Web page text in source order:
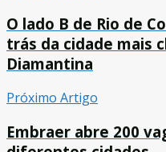
O lado B de Rio de
trás da cidade mais
Diamantina
Próximo Artigo
Embraer abre 200